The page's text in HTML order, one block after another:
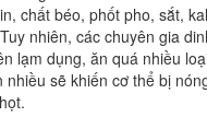
chất béo, phốt pho, sắt,
nhiên, các chuyên gia
lạm dụng, ăn quá nhiều
nhiều sẽ khiến cơ thể bị